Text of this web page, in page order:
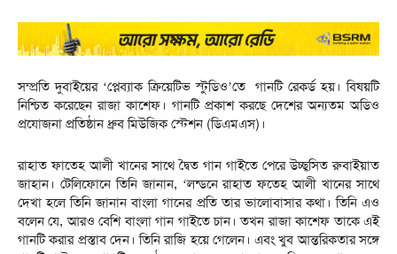
সম্প্রতি দুবাইয়ের ‘প্লেব্যাক ক্রিয়েটিভ স্টুডিও’তে গানটি রেকর্ড হয়। বিষয়টি
নিশ্চিত করেছেন রাজা কাশেফ। গানটি প্রকাশ করছে দেশের অন্যতম অডিও
প্রযোজনা প্রতিষ্ঠান ধ্রুব মিউজিক স্টেশন (ডিএমএস)।
রাহাত ফাতেহ আলী খানের সাথে দ্বৈত গান গাইতে পেরে উচ্ছ্বসিত রুবাইয়াত
জাহান। টেলিফোনে তিনি জানান, ‌‘লন্ডনে রাহাত ফতেহ আলী খানের সাথে
দেখা হলে তিনি জানান বাংলা গানের প্রতি তার ভালোবাসার কথা। তিনি এও
বলেন যে, আরও বেশি বাংলা গান গাইতে চান। তখন রাজা কাশেফ তাকে এই
গানটি করার প্রস্তাব দেন। তিনি রাজি হয়ে গেলেন। এবং খুব আন্তরিকতার সঙ্গে